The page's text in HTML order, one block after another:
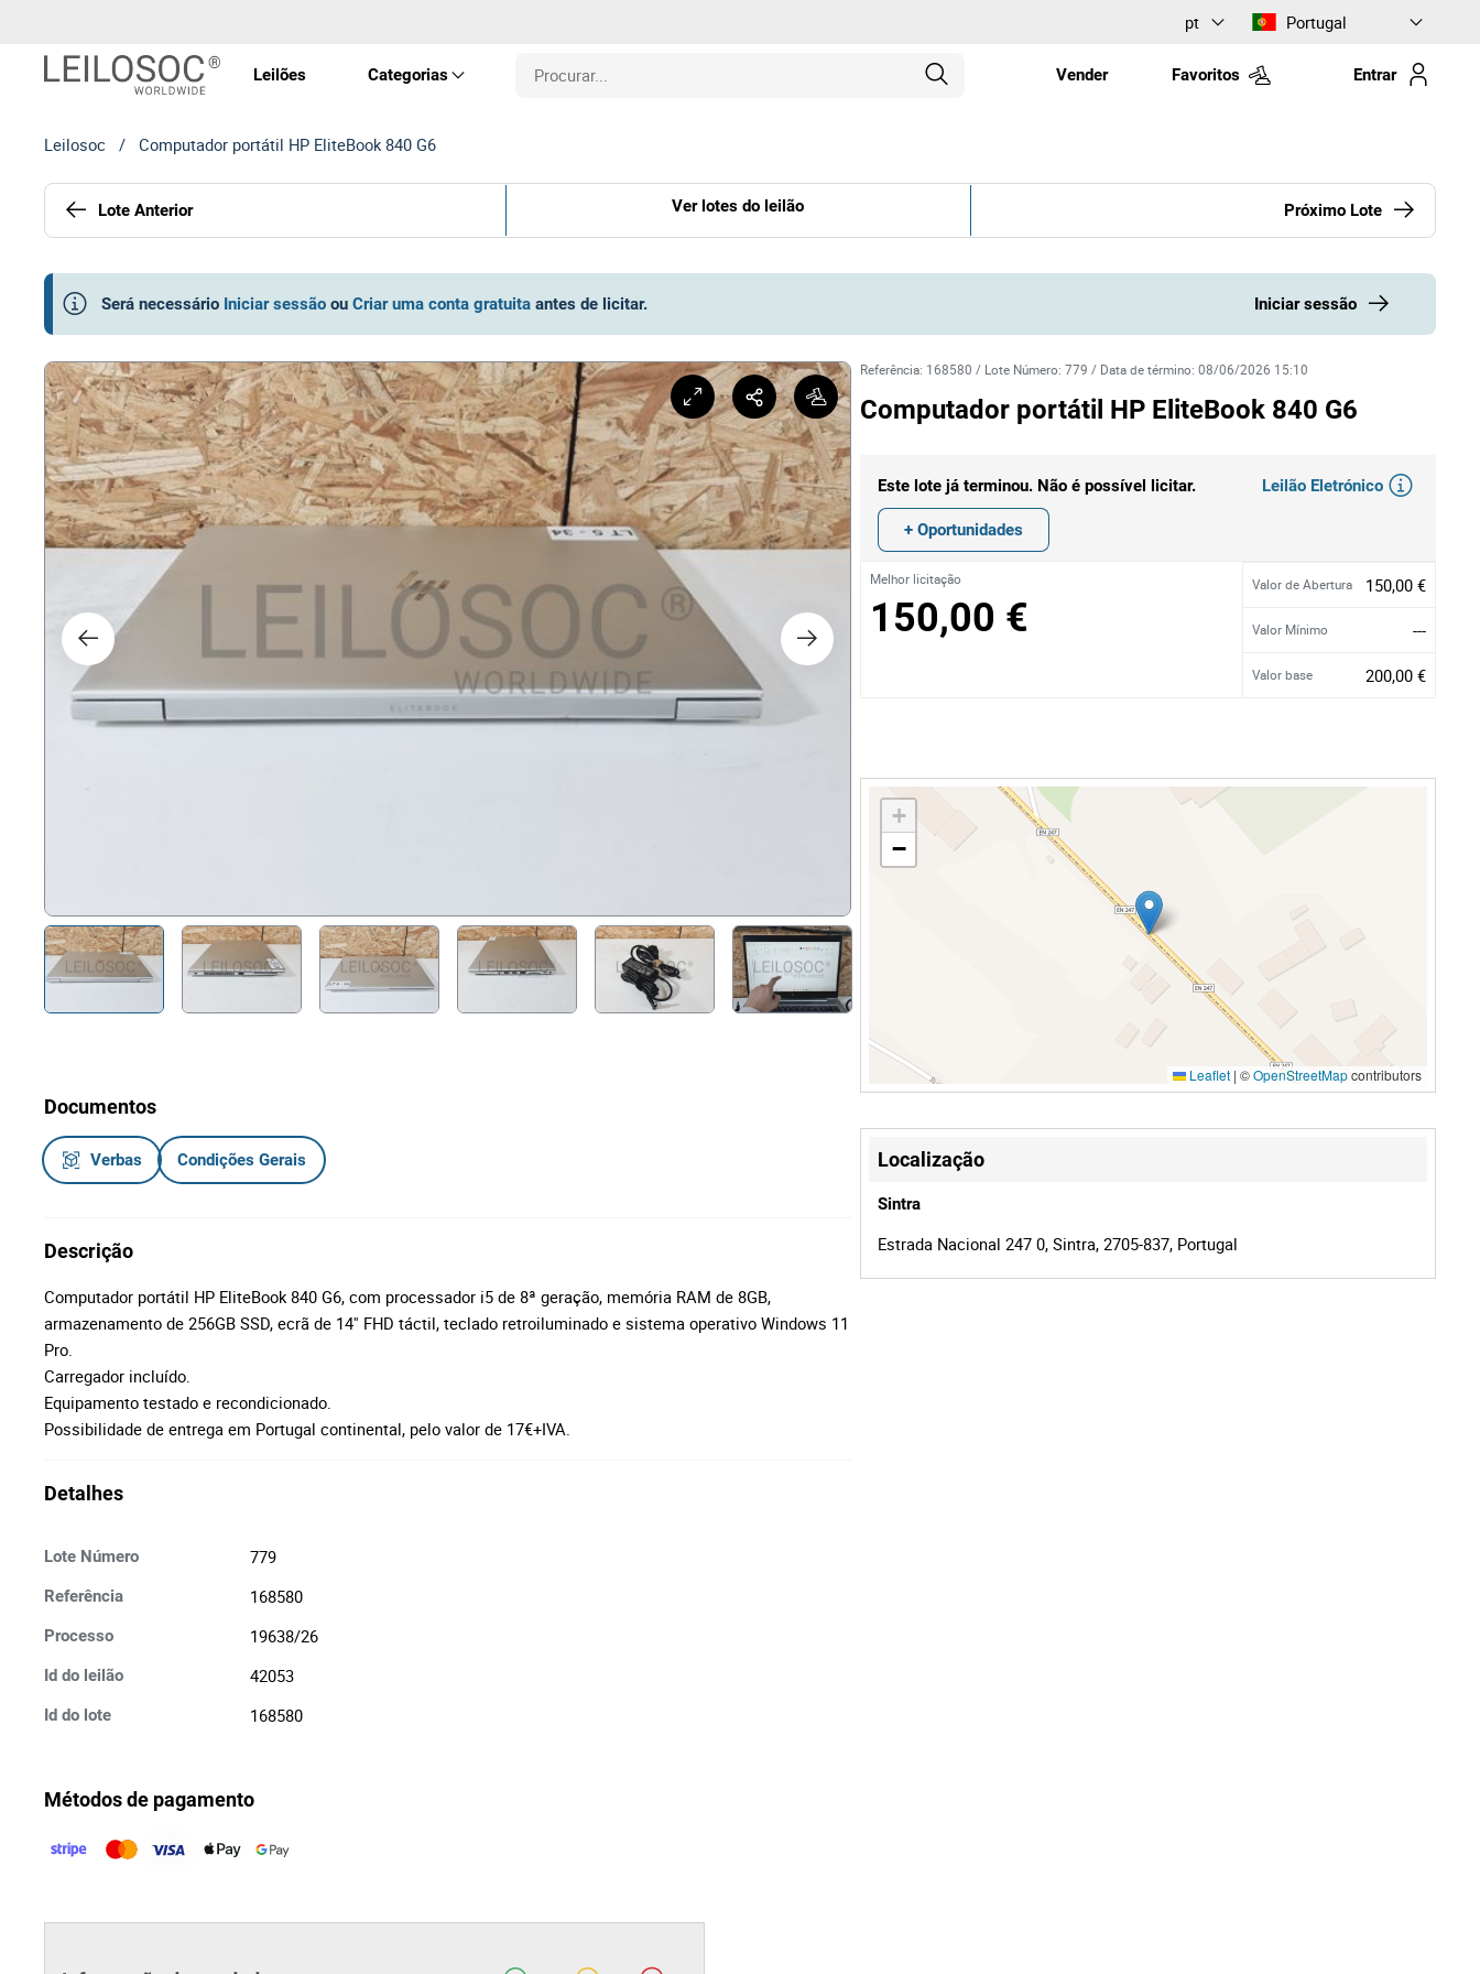
pt Portugal
Leilões Categorias
Maquinaria
Arte e Colecionáveis
Direitos
Mobiliário e Decoração
Náutica
Vender Favoritos Entrar
Leilosoc / Computador portátil HP EliteBook 840 G6
Lote Anterior Ver lotes do leilão Próximo Lote
Será necessário Iniciar sessão ou Criar uma conta gratuita antes de licitar. Iniciar sessão
Documentos
Verbas Condições Gerais
Descrição
Computador portátil HP EliteBook 840 G6, com processador i5 de 8ª geração, memória RAM de 8GB,
armazenamento de 256GB SSD, ecrã de 14'' FHD táctil, teclado retroiluminado e sistema operativo Windows 11
Pro.
Carregador incluído.
Equipamento testado e recondicionado.
Possibilidade de entrega em Portugal continental, pelo valor de 17€+IVA.
Detalhes
Lote Número 779
Referência 168580
Processo 19638/26
Id do leilão 42053
Id do lote 168580
Referência: 168580 / Lote Número:779 / Data de término:08/06/2026 15:10
Computador portátil HP EliteBook 840 G6
Este lote já terminou. Não é possível licitar. Leilão Eletrónico
+ Oportunidades
Melhor licitação
150,00 €
Valor de Abertura 150,00 €
Valor Mínimo ---
Valor base 200,00 €
+
−
Leaflet | ©OpenStreetMapcontributors
Localização
Sintra
Estrada Nacional 247 0, Sintra, 2705-837, Portugal
Métodos de pagamento